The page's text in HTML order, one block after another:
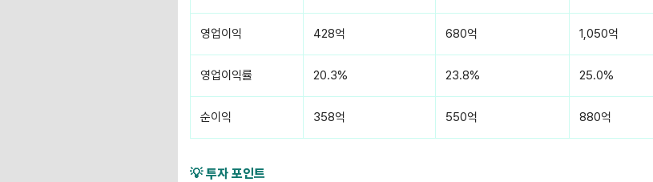
영업이익 428억 680억 1,050억
영업이익률 20.3% 23.8% 25.0%
순이익 358억 550억 880억
💡 투자 포인트